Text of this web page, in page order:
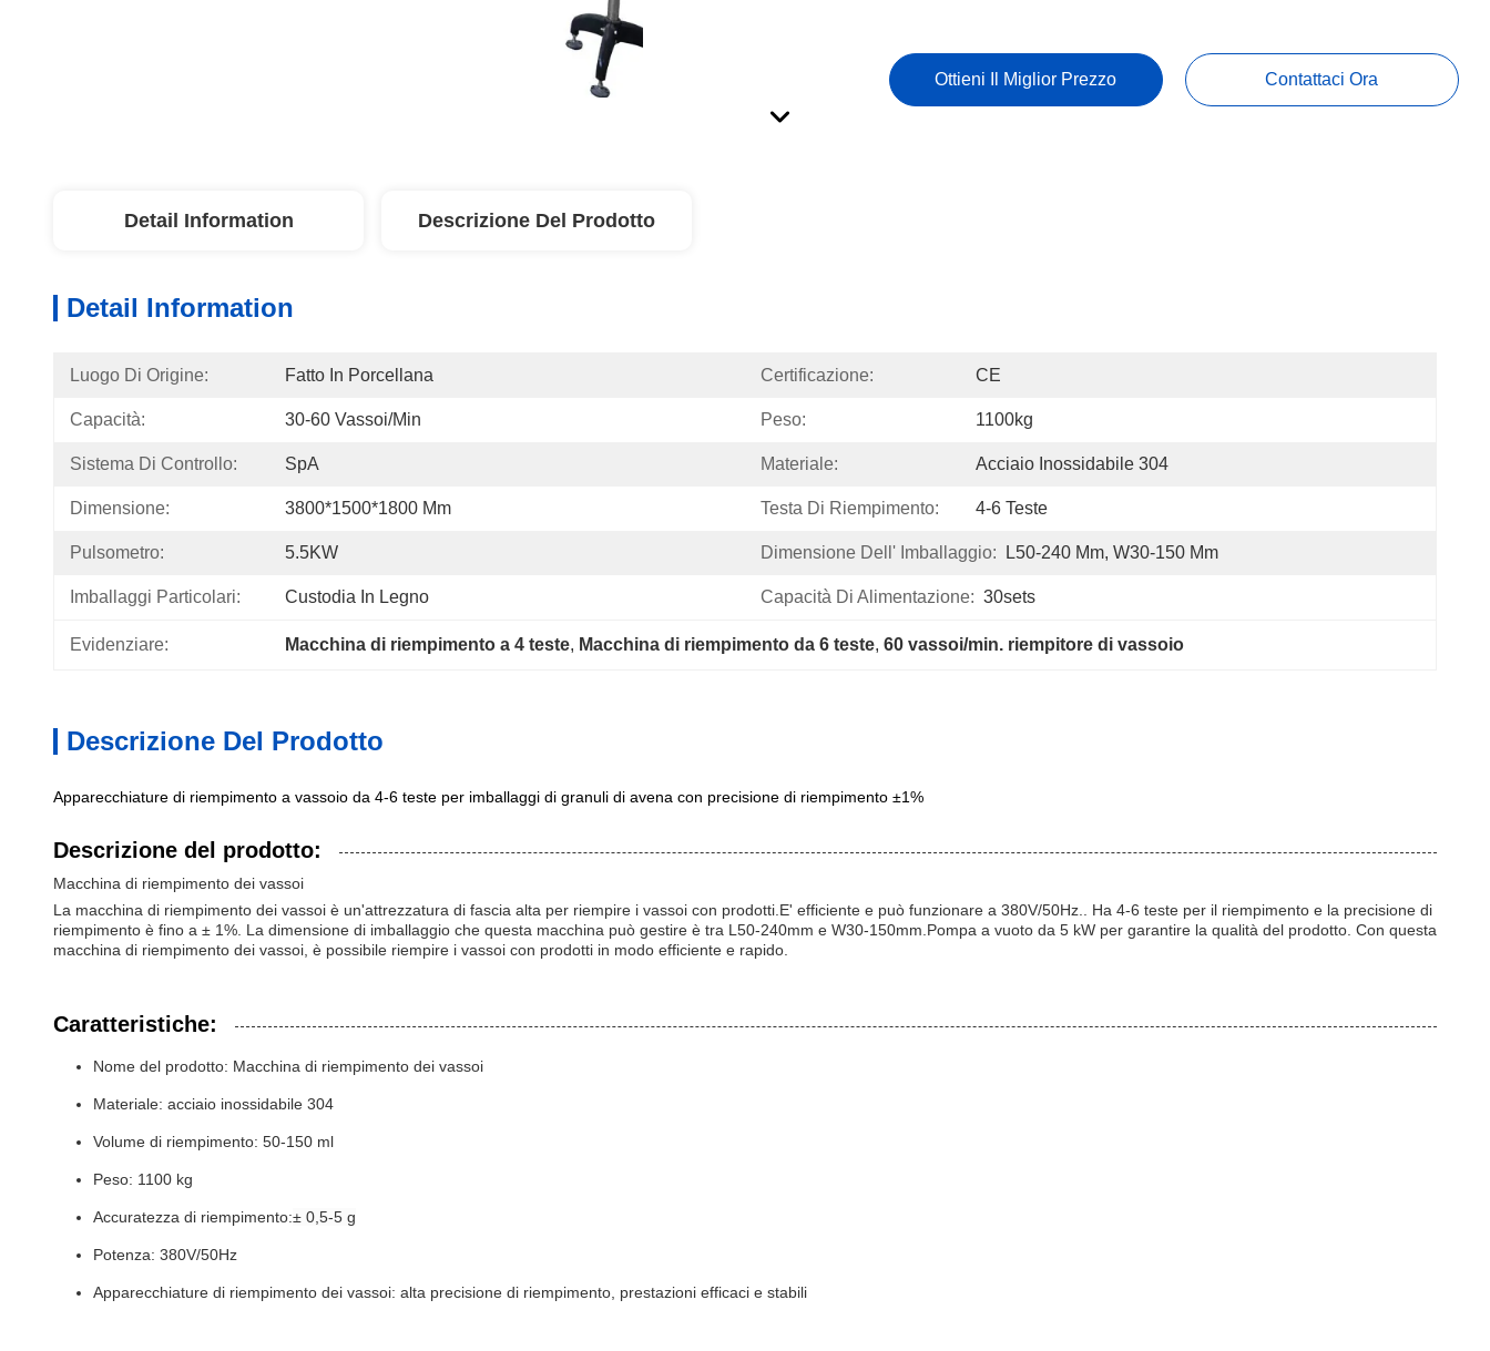
Ottieni Il Miglior Prezzo Contattaci Ora
Detail Information Descrizione Del Prodotto
Detail Information
Luogo Di Origine: Fatto In Porcellana Certificazione: CE
Capacità: 30-60 Vassoi/min Peso: 1100kg
Sistema Di Controllo: SpA Materiale: Acciaio Inossidabile 304
Dimensione: 3800*1500*1800 Mm Testa Di Riempimento: 4-6 Teste
Pulsometro: 5.5KW Dimensione Dell' Imballaggio: L50-240 Mm, W30-150 Mm
Imballaggi Particolari: Custodia In Legno Capacità Di Alimentazione: 30sets
Evidenziare: Macchina di riempimento a 4 teste, Macchina di riempimento da 6 teste, 60 vassoi/min. riempitore di vassoio
Descrizione Del Prodotto
Apparecchiature di riempimento a vassoio da 4-6 teste per imballaggi di granuli di avena con precisione di riempimento ±1%
Descrizione del prodotto:
Macchina di riempimento dei vassoi
La macchina di riempimento dei vassoi è un'attrezzatura di fascia alta per riempire i vassoi con prodotti.E' efficiente e può funzionare a 380V/50Hz.. Ha 4-6 teste per il riempimento e la precisione di
riempimento è fino a ± 1%. La dimensione di imballaggio che questa macchina può gestire è tra L50-240mm e W30-150mm.Pompa a vuoto da 5 kW per garantire la qualità del prodotto. Con questa
macchina di riempimento dei vassoi, è possibile riempire i vassoi con prodotti in modo efficiente e rapido.
Caratteristiche:
Nome del prodotto: Macchina di riempimento dei vassoi
Materiale: acciaio inossidabile 304
Volume di riempimento: 50-150 ml
Peso: 1100 kg
Accuratezza di riempimento:± 0,5-5 g
Potenza: 380V/50Hz
Apparecchiature di riempimento dei vassoi: alta precisione di riempimento, prestazioni efficaci e stabili